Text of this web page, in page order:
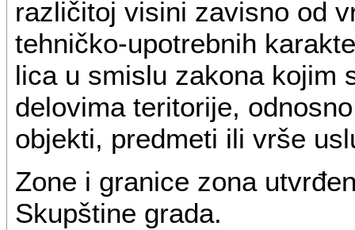
različitoj visini zavisno od
tehničko-upotrebnih
lica u smislu zakona kojim
delovima teritorije,
objekti, predmeti ili vrše
Zone i granice zona
Skupštine grada.